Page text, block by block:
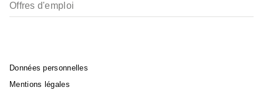
Offres d'emploi
Données personnelles
Mentions légales